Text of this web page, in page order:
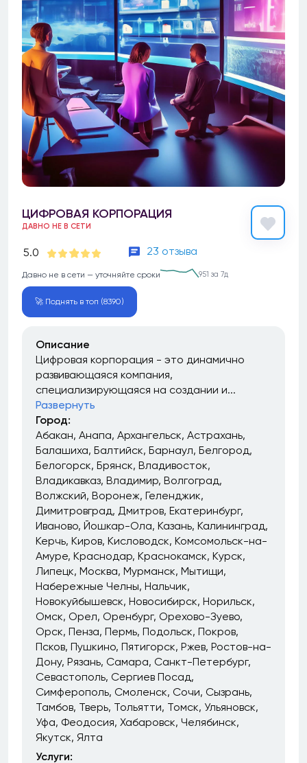
ЦИФРОВАЯ КОРПОРАЦИЯ
ДАВНО НЕ В СЕТИ
5.0 23 отзыва
Давно не в сети — уточняйте сроки 951 за 7д
🚀 Поднять в топ (8390)
Описание
Цифровая корпорация - это динамично
развивающаяся компания,
специализирующаяся на создании и...
Развернуть
Город:
Абакан Анапа Архангельск Астрахань
Балашиха Балтийск Барнаул Белгород
Белогорск Брянск Владивосток
Владикавказ Владимир Волгоград
Волжский Воронеж Геленджик
Димитровград Дмитров Екатеринбург
Иваново Йошкар-Ола Казань Калининград
Керчь Киров Кисловодск Комсомольск-на-
Амуре Краснодар Краснокамск Курск
Липецк Москва Мурманск Мытищи
Набережные Челны Нальчик
Новокуйбышевск Новосибирск Норильск
Омск Орел Оренбург Орехово-Зуево
Орск Пенза Пермь Подольск Покров
Псков Пушкино Пятигорск Ржев Ростов-на-
Дону Рязань Самара Санкт-Петербург
Севастополь Сергиев Посад
Симферополь Смоленск Сочи Сызрань
Тамбов Тверь Тольятти Томск Ульяновск
Уфа Феодосия Хабаровск Челябинск
Якутск Ялта
Услуги: